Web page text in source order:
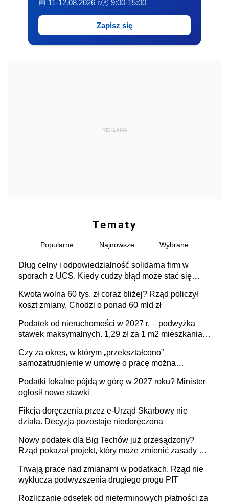
📅 11-12.08.2026 r.🕐 9:00-15:00
Zapisz się
REKLAMA
Tematy
Popularne Najnowsze Wybrane
Dług celny i odpowiedzialność solidarna firm w
sporach z UCS. Kiedy cudzy błąd może stać się
Kwota wolna 60 tys. zł coraz bliżej? Rząd policzył
koszt zmiany. Chodzi o ponad 60 mld zł
Podatek od nieruchomości w 2027 r. – podwyżka
stawek maksymalnych. 1,29 zł za 1 m2 mieszkania,
prowadzeniem działalności gospodarczej
Czy za okres, w którym „przekształcono”
samozatrudnienie w umowę o pracę można
cywilnoprawnej jedynym racjonalnym wyjściem
Podatki lokalne pójdą w górę w 2027 roku? Minister
ogłosił nowe stawki
Fikcja doręczenia przez e-Urząd Skarbowy nie
działa. Decyzja pozostaje niedoręczona
Nowy podatek dla Big Techów już przesądzony?
Rząd pokazał projekt, który może zmienić zasady gry
Trwają prace nad zmianami w podatkach. Rząd nie
wyklucza podwyższenia drugiego progu PIT
Rozliczanie odsetek od nieterminowych płatności za